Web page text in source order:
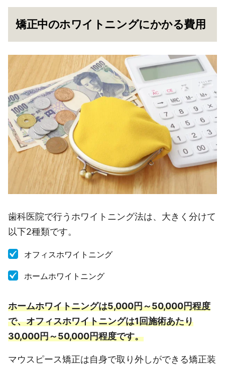
矯正中のホワイトニングにかかる費用
歯科医院で行うホワイトニング法は、大きく分けて
以下2種類です。
オフィスホワイトニング
ホームホワイトニング
ホームホワイトニングは5,000円～50,000円程度
で、オフィスホワイトニングは1回施術あたり
30,000円～50,000円程度です。
マウスピース矯正は自身で取り外しができる矯正装